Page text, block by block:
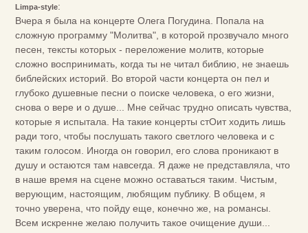
Limpa-style:
Вчера я была на концерте Олега Погудина. Попала на
сложную программу "Молитва", в которой прозвучало много
песен, тексты которых - переложение молитв, которые
сложно воспринимать, когда ты не читал библию, не знаешь
библейских историй. Во второй части концерта он пел и
глубоко душевные песни о поиске человека, о его жизни,
снова о вере и о душе... Мне сейчас трудно описать чувства,
которые я испытала. На такие концерты стОит ходить лишь
ради того, чтобы послушать такого светлого человека и с
таким голосом. Иногда он говорил, его слова проникают в
душу и остаются там навсегда. Я даже не представляла, что
в наше время на сцене можно оставаться таким. Чистым,
верующим, настоящим, любящим публику. В общем, я
точно уверена, что пойду еще, конечно же, на романсы.
Всем искренне желаю получить такое очищение души...